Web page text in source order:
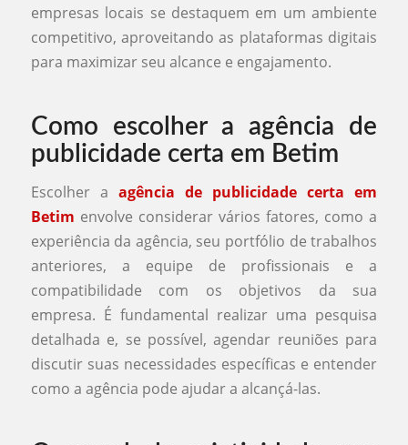
empresas locais se destaquem em um ambiente
competitivo, aproveitando as plataformas digitais
para maximizar seu alcance e engajamento.
Como escolher a agência de
publicidade certa em Betim
Escolher a agência de publicidade certa em
Betim envolve considerar vários fatores, como a
experiência da agência, seu portfólio de trabalhos
anteriores, a equipe de profissionais e a
compatibilidade com os objetivos da sua
empresa. É fundamental realizar uma pesquisa
detalhada e, se possível, agendar reuniões para
discutir suas necessidades específicas e entender
como a agência pode ajudar a alcançá-las.